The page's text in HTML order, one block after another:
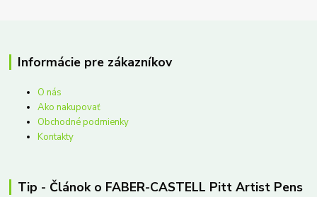
Informácie pre zákazníkov
O nás
Ako nakupovať
Obchodné podmienky
Kontakty
Tip - Článok o FABER-CASTELL Pitt Artist Pens